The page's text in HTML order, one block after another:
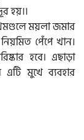
হয়।।
ময়লা জমার
পেঁপে খান।
হবে। এছাড়া
এটি মুখে ব্যবহার